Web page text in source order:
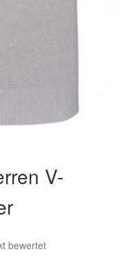
V-
bewertet